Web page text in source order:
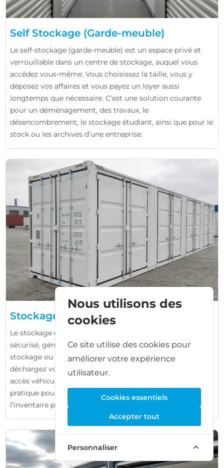
Self Stockage (Garde-meuble)
Le self-stockage (garde-meuble) est un espace privé et
verrouillable dans un centre de stockage, auquel vous
accédez vous-même. Vous choisissez la taille, vous y
déposez vos affaires et vous payez un loyer aussi
longtemps que nécessaire. C’est une solution courante
pour un déménagement, des travaux, le
désencombrement, le stockage étudiant, ainsi que pour le
stock ou les archives d’une entreprise.
Stockage en conteneur
Le stockage en conteneur correspond à un conteneur
sécurisé, généralement installé en extérieur sur un site de
stockage ou dans une zone d’activités. Vous chargez et
déchargez vos affaires vous-même, souvent avec un
accès véhicule facile jusqu’au conteneur. C’est un choix
pratique pour les objets volumineux, les outils et
l’inventaire professionnel.
Nous utilisons des
cookies
Ce site utilise des cookies pour
améliorer votre expérience
utilisateur.
Cookies essentiels
Accepter tout
Personnaliser